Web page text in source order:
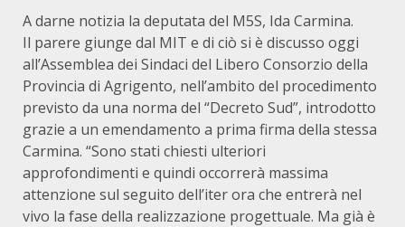
A darne notizia la deputata del M5S, Ida Carmina.
Il parere giunge dal MIT e di ciò si è discusso oggi
all’Assemblea dei Sindaci del Libero Consorzio della
Provincia di Agrigento, nell’ambito del procedimento
previsto da una norma del “Decreto Sud”, introdotto
grazie a un emendamento a prima firma della stessa
Carmina. “Sono stati chiesti ulteriori
approfondimenti e quindi occorrerà massima
attenzione sul seguito dell’iter ora che entrerà nel
vivo la fase della realizzazione progettuale. Ma già è